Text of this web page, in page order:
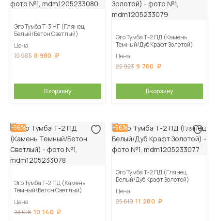
Эго Тумба Т-3 НГ (Глянец
Белый/Бетон Светлый)
Цена
19 985 8 980
В корзину
Эго Тумба Т-2 ПД (Камень
Темный/Дуб Крафт Золотой)
Цена
22 923 9 760
В корзину
-56%
Эго Тумба Т-2 ПД (Камень
Темный/Бетон Светлый)
Цена
23 018 10 140
-56%
Эго Тумба Т-2 ПД (Глянец
Белый/Дуб Крафт Золотой)
Цена
25 619 11 280